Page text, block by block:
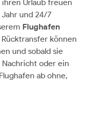
ihren Urlaub freuen
und 24/7
Flughafen
können
und sobald sie
oder ein
ab ohne,